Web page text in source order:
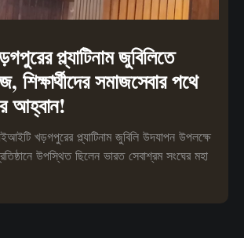
প্ল্যাটিনাম জুবিলিতে
শিক্ষার্থীদের সমাজসেবার পথে
আহ্বান!
খড়গপুরের প্ল্যাটিনাম জুবিলি উদযাপন উপলক্ষে
উপস্থিত ছিলেন ভারত সেবাশ্রম সংঘের মহা